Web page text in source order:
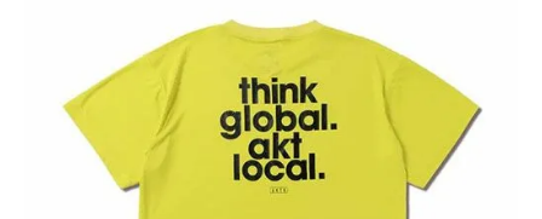
ブランドから選ぶ
SALE品はこちら
INFORMATIOM